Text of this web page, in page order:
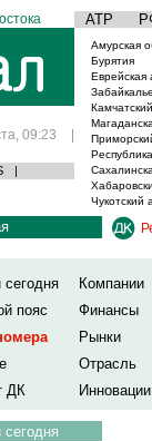
АТР
09:23 |
|
Амурская
Бурятия
Еврейская
Чукотский
сегодня
Компании
пояс
Финансы
Рынки
Отрасль
ДК
Инновации
сегодня